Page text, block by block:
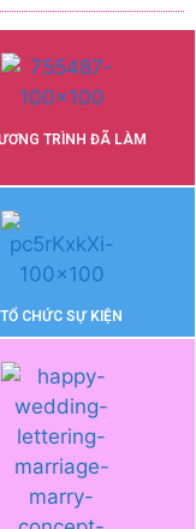
TRÌNH ĐÃ LÀM
TỔ CHỨC SỰ KIỆN